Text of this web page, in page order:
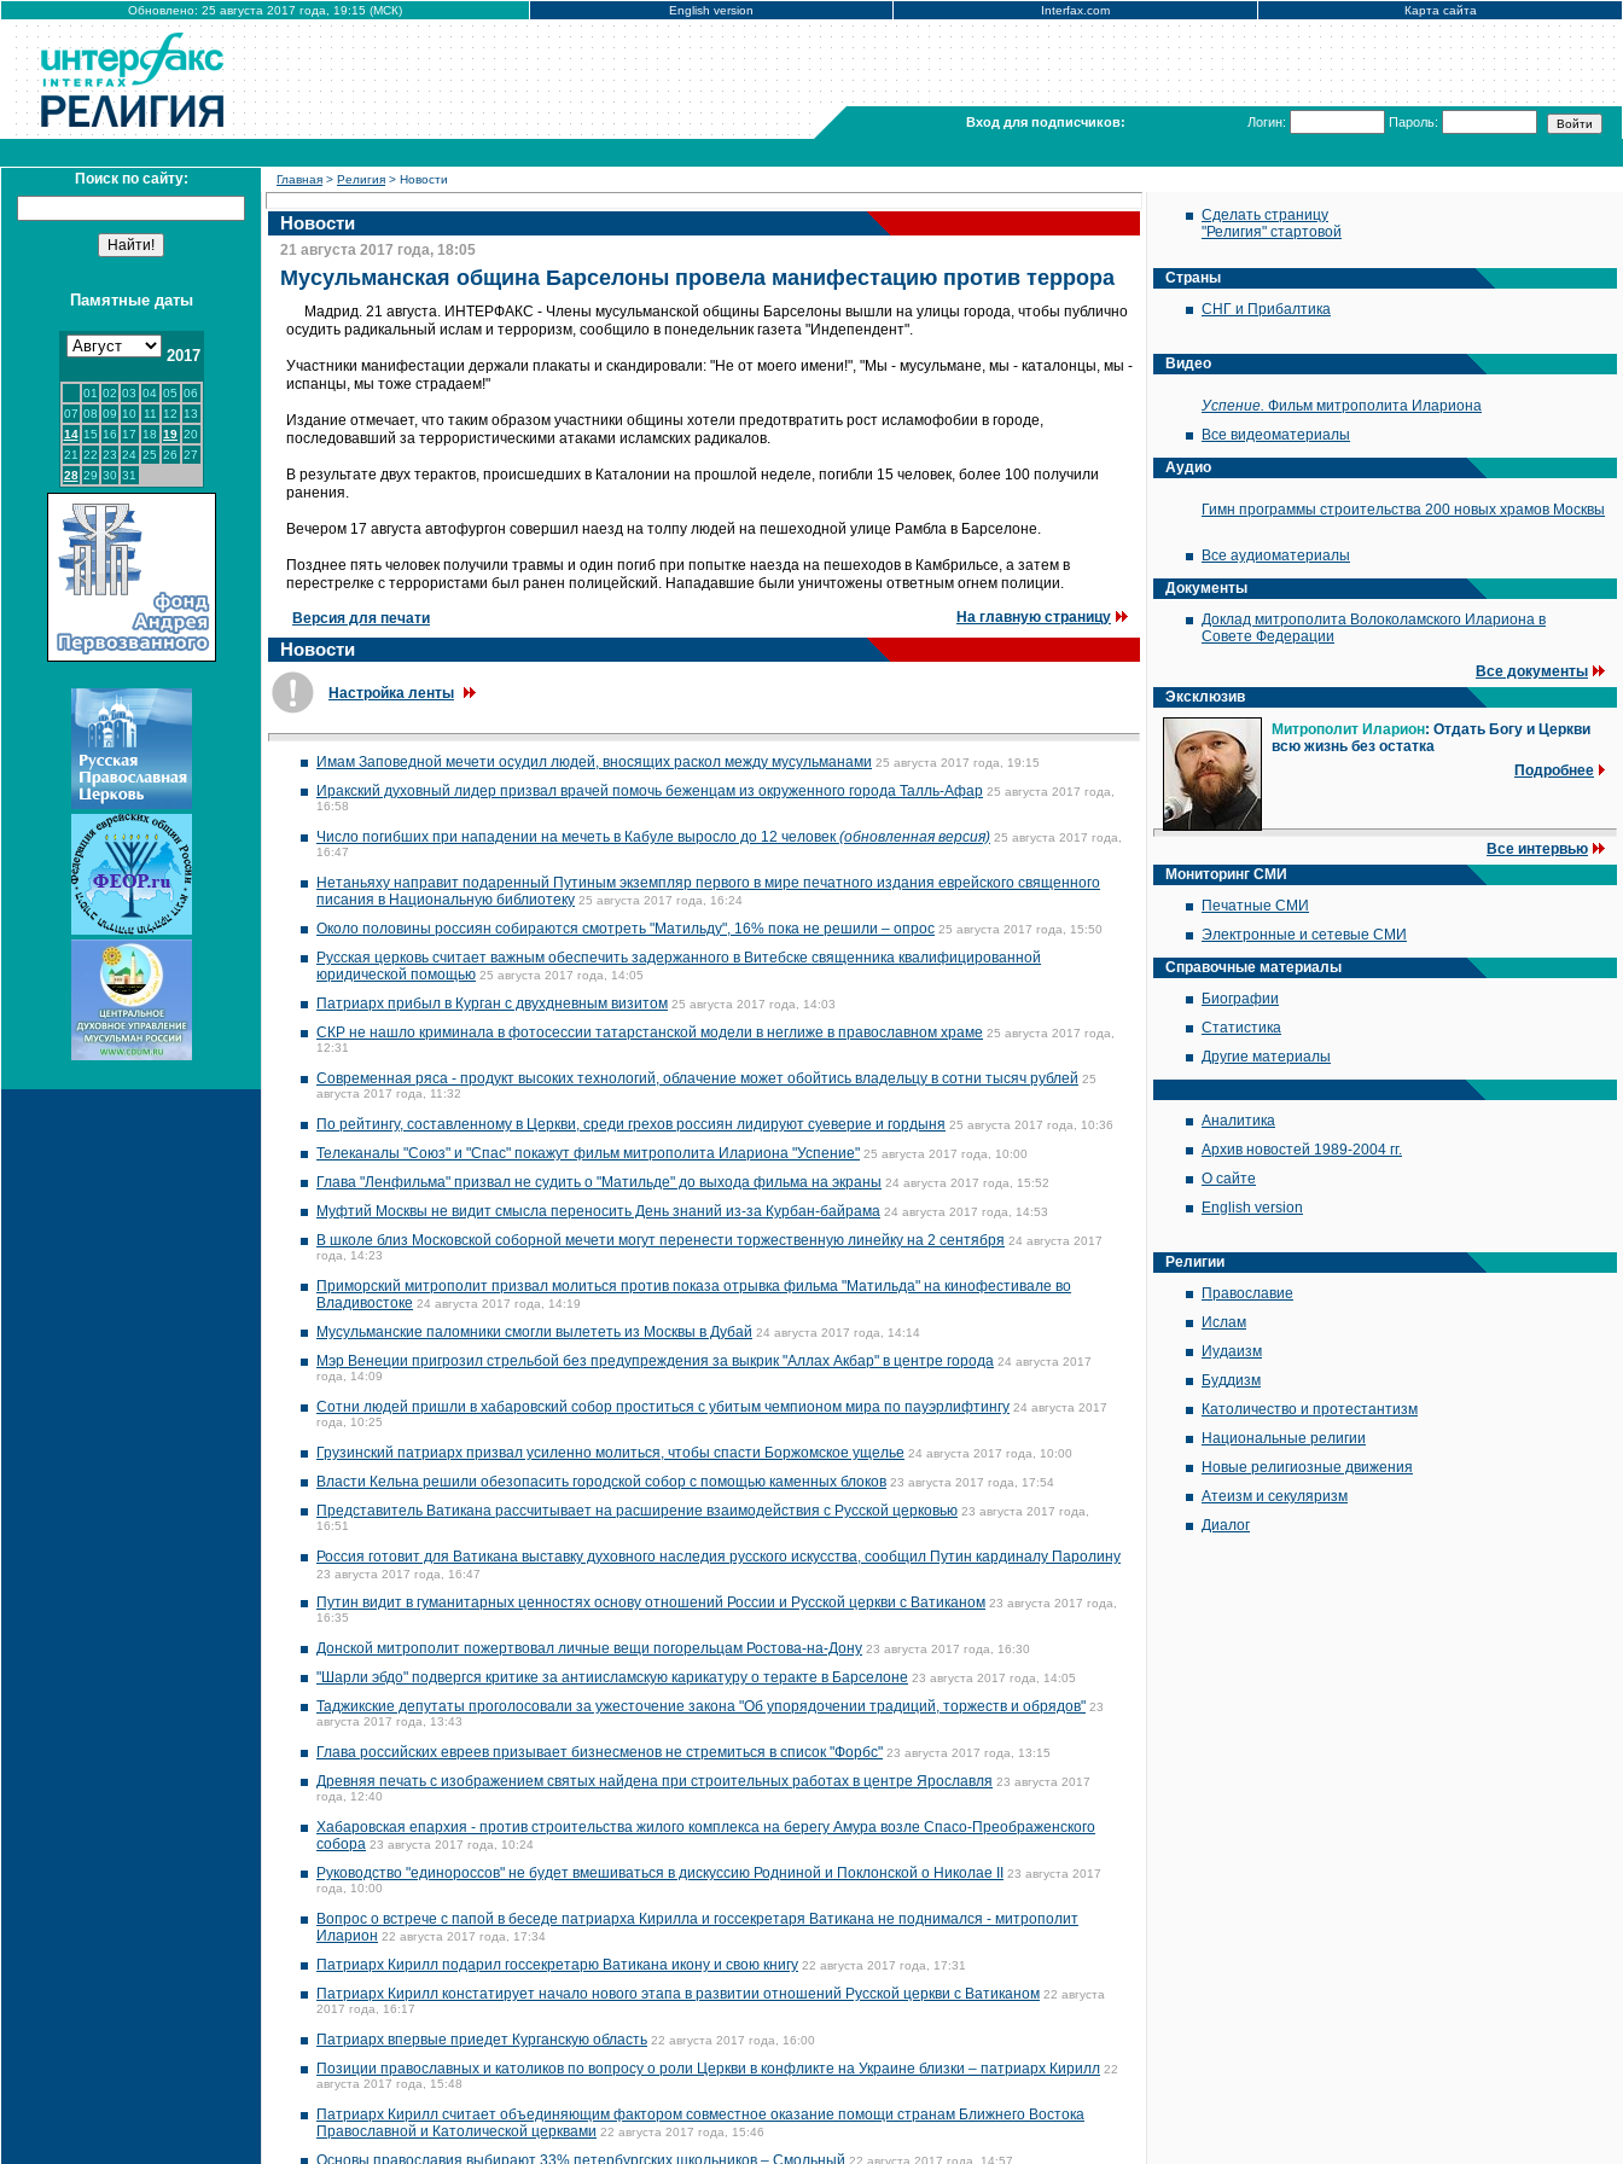
Обновлено: 25 августа 2017 года, 19:15 (МСК) English version Interfax.com Карта сайта
Вход для подписчиков: Логин: Пароль:
Поиск по сайту:
Памятные даты
2017
01 02 03 04 05 06
07 08 09 10 11 12
13
14 15 16 17 18 19 20
21 22 23 24 25 26 27
28 29 30 31
Главная > Религия > Новости
Новости
21 августа 2017 года, 18:05
Мусульманская община Барселоны провела манифестацию против террора
Мадрид. 21 августа. ИНТЕРФАКС - Члены мусульманской общины Барселоны вышли на улицы города, чтобы публично
осудить радикальный ислам и терроризм, сообщило в понедельник газета "Индепендент".
Участники манифестации держали плакаты и скандировали: "Не от моего имени!", "Мы - мусульмане, мы - каталонцы, мы -
испанцы, мы тоже страдаем!"
Издание отмечает, что таким образом участники общины хотели предотвратить рост исламофобии в городе,
последовавший за террористическими атаками исламских радикалов.
В результате двух терактов, происшедших в Каталонии на прошлой неделе, погибли 15 человек, более 100 получили
ранения.
Вечером 17 августа автофургон совершил наезд на толпу людей на пешеходной улице Рамбла в Барселоне.
Позднее пять человек получили травмы и один погиб при попытке наезда на пешеходов в Камбрильсе, а затем в
перестрелке с террористами был ранен полицейский. Нападавшие были уничтожены ответным огнем полиции.
Версия для печати На главную страницу
Новости
Настройка ленты
Имам Заповедной мечети осудил людей, вносящих раскол между мусульманами 25 августа 2017 года, 19:15
Иракский духовный лидер призвал врачей помочь беженцам из окруженного города Талль-Афар 25 августа 2017 года,
16:58
Число погибших при нападении на мечеть в Кабуле выросло до 12 человек (обновленная версия) 25 августа 2017 года,
16:47
Нетаньяху направит подаренный Путиным экземпляр первого в мире печатного издания еврейского священного
писания в Национальную библиотеку 25 августа 2017 года, 16:24
Около половины россиян собираются смотреть "Матильду", 16% пока не решили – опрос 25 августа 2017 года, 15:50
Русская церковь считает важным обеспечить задержанного в Витебске священника квалифицированной
юридической помощью 25 августа 2017 года, 14:05
Патриарх прибыл в Курган с двухдневным визитом 25 августа 2017 года, 14:03
СКР не нашло криминала в фотосессии татарстанской модели в неглиже в православном храме 25 августа 2017 года,
12:31
Современная ряса - продукт высоких технологий, облачение может обойтись владельцу в сотни тысяч рублей 25
августа 2017 года, 11:32
По рейтингу, составленному в Церкви, среди грехов россиян лидируют суеверие и гордыня 25 августа 2017 года, 10:36
Телеканалы "Союз" и "Спас" покажут фильм митрополита Илариона "Успение" 25 августа 2017 года, 10:00
Глава "Ленфильма" призвал не судить о "Матильде" до выхода фильма на экраны 24 августа 2017 года, 15:52
Муфтий Москвы не видит смысла переносить День знаний из-за Курбан-байрама 24 августа 2017 года, 14:53
В школе близ Московской соборной мечети могут перенести торжественную линейку на 2 сентября 24 августа 2017
года, 14:23
Приморский митрополит призвал молиться против показа отрывка фильма "Матильда" на кинофестивале во
Владивостоке 24 августа 2017 года, 14:19
Мусульманские паломники смогли вылететь из Москвы в Дубай 24 августа 2017 года, 14:14
Мэр Венеции пригрозил стрельбой без предупреждения за выкрик "Аллах Акбар" в центре города 24 августа 2017
года, 14:09
Сотни людей пришли в хабаровский собор проститься с убитым чемпионом мира по пауэрлифтингу 24 августа 2017
года, 10:25
Грузинский патриарх призвал усиленно молиться, чтобы спасти Боржомское ущелье 24 августа 2017 года, 10:00
Власти Кельна решили обезопасить городской собор с помощью каменных блоков 23 августа 2017 года, 17:54
Представитель Ватикана рассчитывает на расширение взаимодействия с Русской церковью 23 августа 2017 года,
16:51
Россия готовит для Ватикана выставку духовного наследия русского искусства, сообщил Путин кардиналу Паролину
23 августа 2017 года, 16:47
Путин видит в гуманитарных ценностях основу отношений России и Русской церкви с Ватиканом 23 августа 2017 года,
16:35
Донской митрополит пожертвовал личные вещи погорельцам Ростова-на-Дону 23 августа 2017 года, 16:30
"Шарли эбдо" подвергся критике за антиисламскую карикатуру о теракте в Барселоне 23 августа 2017 года, 14:05
Таджикские депутаты проголосовали за ужесточение закона "Об упорядочении традиций, торжеств и обрядов" 23
августа 2017 года, 13:43
Глава российских евреев призывает бизнесменов не стремиться в список "Форбс" 23 августа 2017 года, 13:15
Древняя печать с изображением святых найдена при строительных работах в центре Ярославля 23 августа 2017
года, 12:40
Хабаровская епархия - против строительства жилого комплекса на берегу Амура возле Спасо-Преображенского
собора 23 августа 2017 года, 10:24
Руководство "единороссов" не будет вмешиваться в дискуссию Родниной и Поклонской о Николае II 23 августа 2017
года, 10:00
Вопрос о встрече с папой в беседе патриарха Кирилла и госсекретаря Ватикана не поднимался - митрополит
Иларион 22 августа 2017 года, 17:34
Патриарх Кирилл подарил госсекретарю Ватикана икону и свою книгу 22 августа 2017 года, 17:31
Патриарх Кирилл констатирует начало нового этапа в развитии отношений Русской церкви с Ватиканом 22 августа
2017 года, 16:17
Патриарх впервые приедет Курганскую область 22 августа 2017 года, 16:00
Позиции православных и католиков по вопросу о роли Церкви в конфликте на Украине близки – патриарх Кирилл 22
августа 2017 года, 15:48
Патриарх Кирилл считает объединяющим фактором совместное оказание помощи странам Ближнего Востока
Православной и Католической церквами 22 августа 2017 года, 15:46
Основы православия выбирают 33% петербургских школьников – Смольный 22 августа 2017 года, 14:57
Сделать страницу
"Религия" стартовой
Страны
СНГ и Прибалтика
Видео
Успение. Фильм митрополита Илариона
Все видеоматериалы
Аудио
Гимн программы строительства 200 новых храмов Москвы
Все аудиоматериалы
Документы
Доклад митрополита Волоколамского Илариона в
Совете Федерации
Все документы
Эксклюзив
Митрополит Иларион: Отдать Богу и Церкви
всю жизнь без остатка
Подробнее
Все интервью
Мониторинг СМИ
Печатные СМИ
Электронные и сетевые СМИ
Справочные материалы
Биографии
Статистика
Другие материалы
Аналитика
Архив новостей 1989-2004 гг.
О сайте
English version
Религии
Православие
Ислам
Иудаизм
Буддизм
Католичество и протестантизм
Национальные религии
Новые религиозные движения
Атеизм и секуляризм
Диалог